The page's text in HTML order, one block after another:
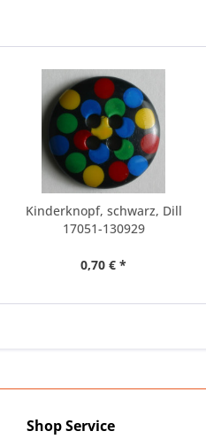
Kinderknopf, schwarz, Dill
17051-130929
0,70 € *
Shop Service